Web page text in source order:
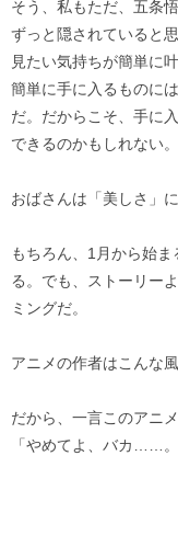
そう、私もただ、五条
ずっと隠されていると思
見たい気持ちが簡単に
簡単に手に入るものに
だ。だからこそ、手に
できるのかもしれない。
おばさんは「美しさ」
もちろん、1月から始
る。でも、ストーリー
ミングだ。
アニメの作者はこんな
だから、一言このアニ
「やめてよ、バカ……